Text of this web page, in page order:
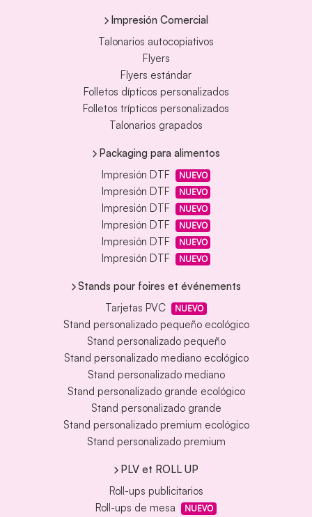
Impresión Comercial
Talonarios autocopiativos
Flyers
Flyers estándar
Folletos dípticos personalizados
Folletos trípticos personalizados
Talonarios grapados
Packaging para alimentos
Impresión DTF
NUEVO
Impresión DTF NUEVO
Impresión DTF NUEVO
Impresión DTF NUEVO
Impresión DTF NUEVO
Impresión DTF NUEVO
Stands pour foires et événements
Tarjetas PVC
NUEVO
Stand personalizado pequeño ecológico
Stand personalizado pequeño
Stand personalizado mediano ecológico
Stand personalizado mediano
Stand personalizado grande ecológico
Stand personalizado grande
Stand personalizado premium ecológico
Stand personalizado premium
PLV et ROLL UP
Roll-ups publicitarios
Roll-ups de mesa
NUEVO